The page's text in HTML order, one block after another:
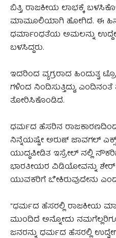
ಬಿತ್ತಿ, ರಾಜಕೀಯ ಲಾಭಕ್ಕೆ
ಮಾಮೂಲಿಯಾಗಿ ಹೋಗಿದೆ. ಈ
ಧರ್ಮಾಂಧತೆಯ ಅಮಲನ್ನು
ಬಳಸಿದ್ದರು.
ಇದರಿಂದ ವ್ಯಗ್ರರಾದ ಹಿಂದುತ್ವ
ಗಳಿಂದ ನಿಂದಿಸುತ್ತಿದ್ದು, ಎಂದಿನಂತೆ
ತೋರಿಸಿಕೊಂಡಿದೆ.
ಧರ್ಮದ ಹೆಸರಿನ
ನಿನ್ನೆಯಷ್ಟೇ ಅರುಣ್ ಜಾವಗಲ್ ಎಕ್ಸ್
ಯುದ್ಧಪೀಡಿತ ಇಸ್ರೇಲ್ ನಲ್ಲಿ
ಭಾರತೀಯರ ವಿಡಿಯೋವನ್ನು
ಯುವಕರಿಗೆ ಬೇಕಿರುವುದೇನು ಎಂದು
“ಧರ್ಮದ ಹೆಸರಲ್ಲಿ ರಾಜಕೀಯ
ಮುಂದಿದೆ ಅನ್ನೋದು
ಜನರನ್ನು ಧರ್ಮದ ಹೆಸರಲ್ಲಿ